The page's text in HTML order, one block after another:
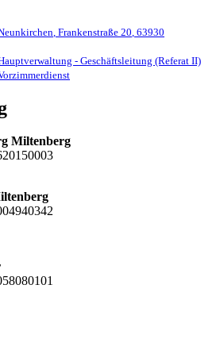
Frankenstraße 20 63930
- Geschäftsleitung (Referat II)
Miltenberg